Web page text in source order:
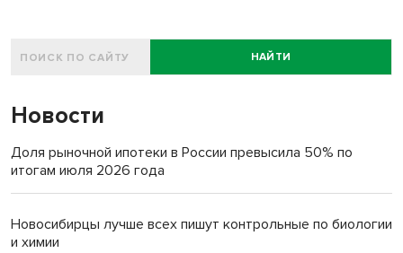
НАЙТИ
Новости
Доля рыночной ипотеки в России превысила 50% по
итогам июля 2026 года
Новосибирцы лучше всех пишут контрольные по биологии
и химии